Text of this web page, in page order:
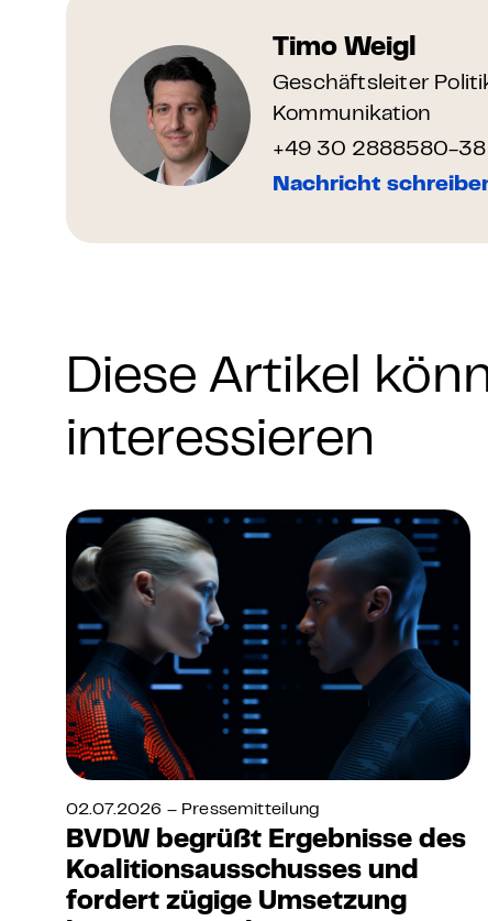
Timo Weigl
Geschäftsleiter
Kommunikation
+49 30 2888580-38
Nachricht
Diese Artikel
interessieren
02.07.2026 – Pressemitteilung
BVDW begrüßt Ergebnisse des
Koalitionsausschusses und
fordert zügige Umsetzung